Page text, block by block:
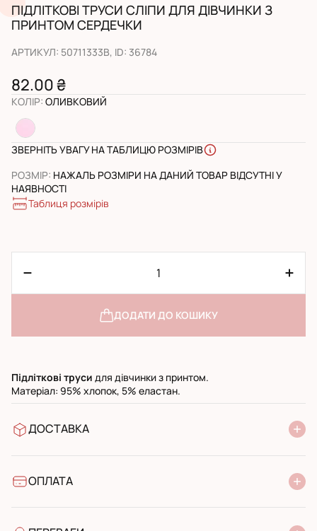
ПІДЛІТКОВІ ТРУСИ СЛІПИ ДЛЯ ДІВЧИНКИ З
ПРИНТОМ СЕРДЕЧКИ
АРТИКУЛ: 50711333B, ID: 36784
82.00 ₴
КОЛІР: ОЛИВКОВИЙ
ЗВЕРНІТЬ УВАГУ НА ТАБЛИЦЮ РОЗМІРІВ
РОЗМІР: НАЖАЛЬ РОЗМІРИ НА ДАНИЙ ТОВАР ВІДСУТНІ У
НАЯВНОСТІ
Таблиця розмірів
ДОДАТИ ДО КОШИКУ
Підліткові труси для дівчинки з принтом.
Матеріал: 95% хлопок, 5% еластан.
ДОСТАВКА
УкрПошта стандарт
ОПЛАТА
Банківський переказ